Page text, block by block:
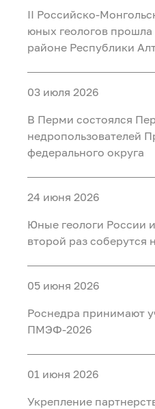
II
юных геологов прошла в Чемельском
районе Республики
03 июля 2026
В Перми состоялся Первый форум
недропользователей
федерального округа
24 июня 2026
Юные геологи России
второй раз соберутся
05 июня 2026
Роснедра принимают
ПМЭФ-2026
01 июня 2026
Укрепление